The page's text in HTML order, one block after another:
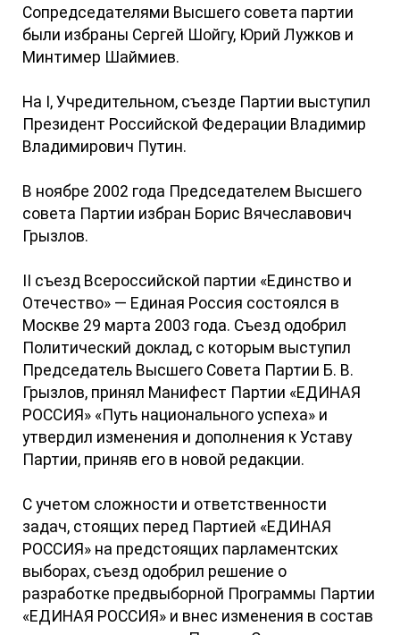
Сопредседателями Высшего совета партии
были избраны Сергей Шойгу, Юрий Лужков и
Минтимер Шаймиев.
На I, Учредительном, съезде Партии выступил
Президент Российской Федерации Владимир
Владимирович Путин.
В ноябре 2002 года Председателем Высшего
совета Партии избран Борис Вячеславович
Грызлов.
II съезд Всероссийской партии «Единство и
Отечество» — Единая Россия состоялся в
Москве 29 марта 2003 года. Съезд одобрил
Политический доклад, с которым выступил
Председатель Высшего Совета Партии Б. В.
Грызлов, принял Манифест Партии «ЕДИНАЯ
РОССИЯ» «Путь национального успеха» и
утвердил изменения и дополнения к Уставу
Партии, приняв его в новой редакции.
С учетом сложности и ответственности
задач, стоящих перед Партией «ЕДИНАЯ
РОССИЯ» на предстоящих парламентских
выборах, съезд одобрил решение о
разработке предвыборной Программы Партии
«ЕДИНАЯ РОССИЯ» и внес изменения в состав